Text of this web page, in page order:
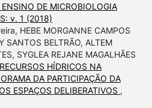
DE MICROBIOLOGIA
v. 1 (2018)
HEBE MORGANNE CAMPOS
SANTOS BELTRÃO, ALTEM
SYGLEA REJANE MAGALHÃES
HÍDRICOS NA
DA PARTICIPAÇÃO DA
ESPAÇOS DELIBERATIVOS ,